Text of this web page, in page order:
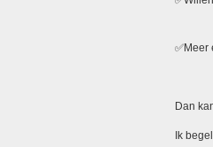
✅Meer
Dan
Ik